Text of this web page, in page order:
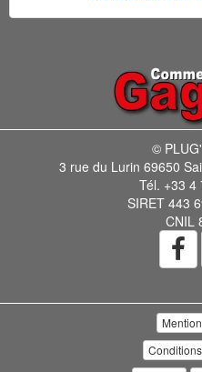
©
3 rue du Lurin 69650
Tél. +33 4
SIRET 443
CNIL